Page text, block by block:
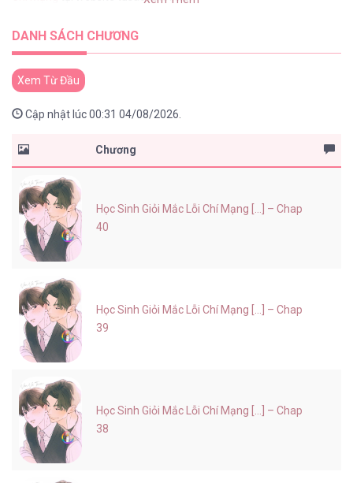
DANH SÁCH CHƯƠNG
Xem Từ Đầu
Cập nhật lúc 00:31 04/08/2026.
Chương
Học Sinh Giỏi Mắc Lỗi Chí Mạng [...] – Chap
40
Học Sinh Giỏi Mắc Lỗi Chí Mạng [...] – Chap
39
Học Sinh Giỏi Mắc Lỗi Chí Mạng [...] – Chap
38